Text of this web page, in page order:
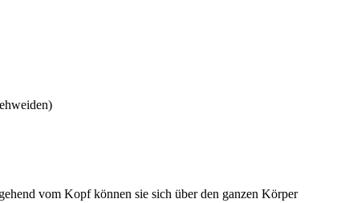
vom Kopf können sie sich über den ganzen Körper